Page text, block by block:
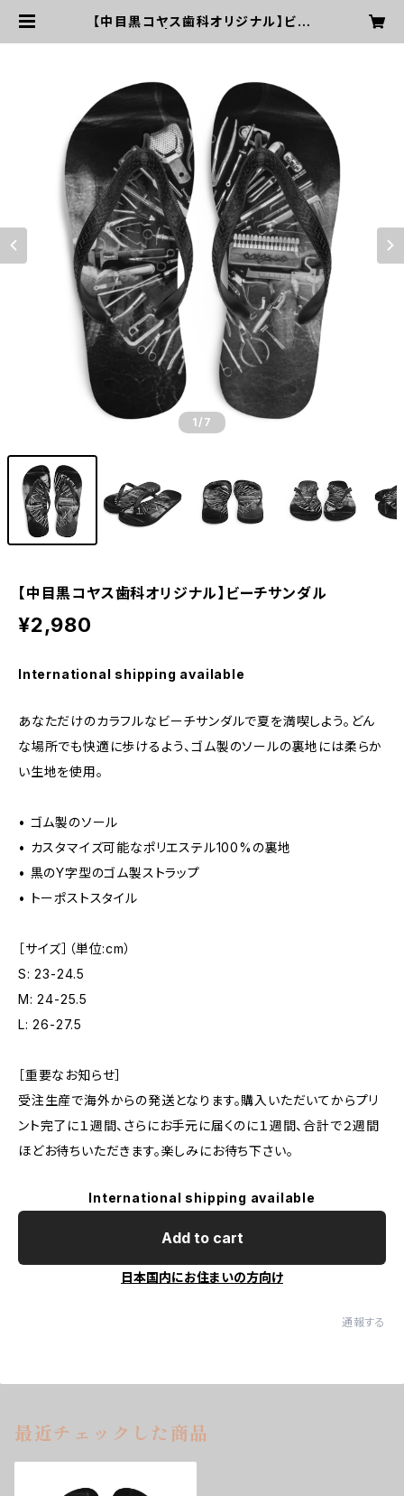
【中目黒コヤス歯科オリジナル】ビー
1 /7
【中目黒コヤス歯科オリジナル】ビーチサンダル
¥2,980
International shipping available
あなただけのカラフルなビーチサンダルで夏を満喫しよう。どん
な場所でも快適に歩けるよう、ゴム製のソールの裏地には柔らか
い生地を使用。
• ゴム製のソール
• カスタマイズ可能なポリエステル100%の裏地
• 黒のY字型のゴム製ストラップ
• トーポストスタイル
［サイズ］（単位:cm）
S: 23-24.5
M: 24-25.5
L: 26-27.5
［重要なお知らせ］
受注生産で海外からの発送となります。購入いただいてからプリ
ント完了に１週間、さらにお手元に届くのに１週間、合計で２週間
ほどお待ちいただきます。楽しみにお待ち下さい。
International shipping available
Add to cart
日本国内にお住まいの方向け
通報する
最近チェックした商品